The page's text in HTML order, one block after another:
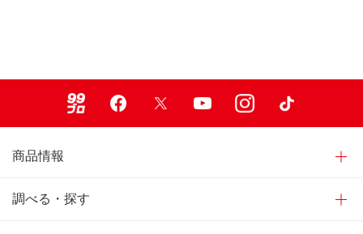
商品情報
調べる・探す